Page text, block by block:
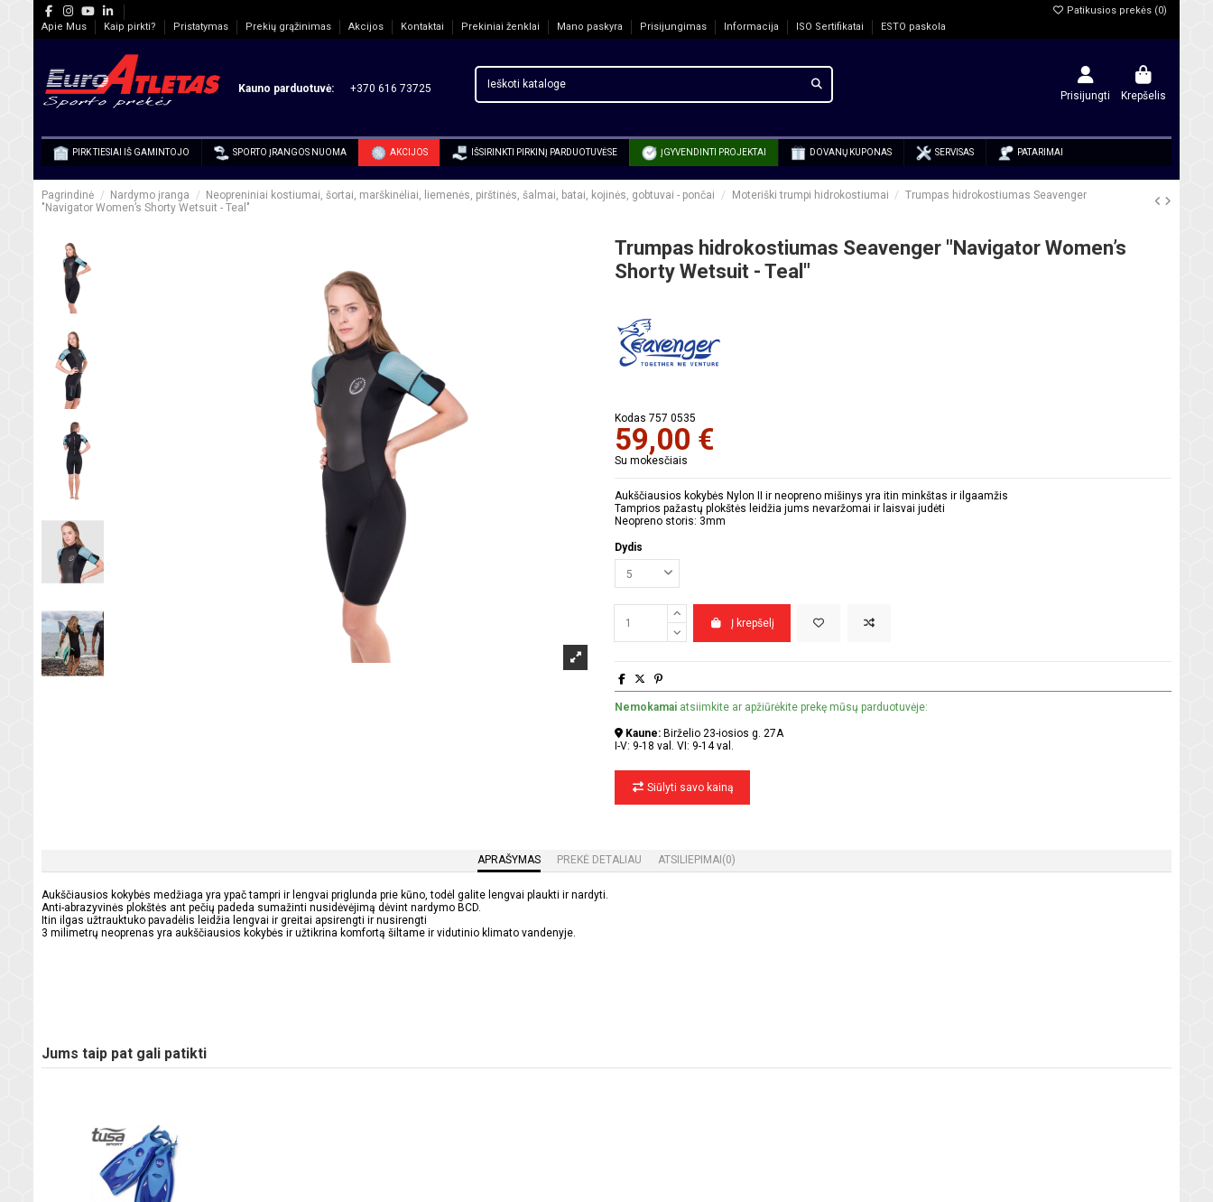
Apie Mus Kaip pirkti? Pristatymas Prekių grąžinimas Akcijos Kontaktai Prekiniai ženklai Mano paskyra Prisijungimas Informacija ISO Sertifikatai ESTO paskola
Patikusios prekės (0)
Kauno parduotuvė: +370 616 73725
Prisijungti Krepšelis
PIRK TIESIAI IŠ GAMINTOJO SPORTO ĮRANGOS NUOMA AKCIJOS IŠSIRINKTI PIRKINĮ PARDUOTUVĖSE ĮGYVENDINTI PROJEKTAI DOVANŲ KUPONAS SERVISAS PATARIMAI
Pagrindinė Nardymo įranga Neopreniniai kostiumai, šortai, marškinėliai, liemenės, pirštinės, šalmai, batai, kojinės, gobtuvai - pončai Moteriški trumpi hidrokostiumai
Trumpas hidrokostiumas Seavenger
"Navigator Women’s Shorty Wetsuit - Teal"
Trumpas hidrokostiumas Seavenger "Navigator Women’s
Shorty Wetsuit - Teal"
Kodas 757 0535
59,00 €
Su mokesčiais
Aukščiausios kokybės Nylon II ir neopreno mišinys yra itin minkštas ir ilgaamžis
Tamprios pažastų plokštės leidžia jums nevaržomai ir laisvai judėti
Neopreno storis: 3mm
Dydis
Į krepšelį
Nemokamai atsiimkite ar apžiūrėkite prekę mūsų parduotuvėje:
Kaune: Birželio 23-iosios g. 27A
I-V: 9-18 val. VI: 9-14 val.
Siūlyti savo kainą
APRAŠYMAS PREKĖ DETALIAU ATSILIEPIMAI (0)
Aukščiausios kokybės medžiaga yra ypač tampri ir lengvai priglunda prie kūno, todėl galite lengvai plaukti ir nardyti.
Anti-abrazyvinės plokštės ant pečių padeda sumažinti nusidėvėjimą dėvint nardymo BCD.
Itin ilgas užtrauktuko pavadėlis leidžia lengvai ir greitai apsirengti ir nusirengti
3 milimetrų neoprenas yra aukščiausios kokybės ir užtikrina komfortą šiltame ir vidutinio klimato vandenyje.
Jums taip pat gali patikti